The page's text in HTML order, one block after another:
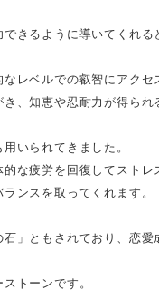
きるように導いてくれる
レベルでの叡智にアクセ
、知恵や忍耐力が得られ
いられてきました。
な疲労を回復してストレ
ンスを取ってくれます。
」ともされており、恋
トーンです。